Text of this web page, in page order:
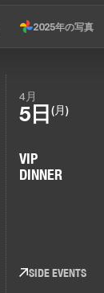
2025年の写真
4月
5日(月)
VIP
DINNER
SIDE EVENTS